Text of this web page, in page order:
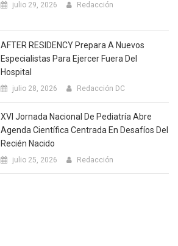
julio 29, 2026 Redacción
AFTER RESIDENCY Prepara A Nuevos
Especialistas Para Ejercer Fuera Del
Hospital
julio 28, 2026 Redacción DC
XVI Jornada Nacional De Pediatría Abre
Agenda Científica Centrada En Desafíos Del
Recién Nacido
julio 25, 2026 Redacción